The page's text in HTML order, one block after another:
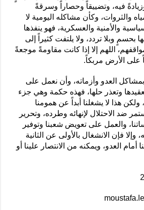
فيه، وتضييقاً وحصاراً وسرقةً
والثروات، وكأن مشاكله اليومية لا
والأمنية والعسكرية، فهو ينفذها
بحسمٍ وبلا تردد، ولا يلتفت كثيراً إلى
اللهم إلا إذا كانت مقاومةً موجعةً
على الأرض مربكاً.
العدو وأزماته، وأن نعمل على
وتعذر حلها، فهذه حكمة وهي جزء
هذا لا يشغلنا أبداً عن همومنا
ضد الاحتلال لإنهائه وطرده، وتحرير
والعمل على تعويض شعبنا وتوفير
فإن الانشغال بالأولى عن الثانية
أمام العدو، ويمكنه من الانتصار علينا أو